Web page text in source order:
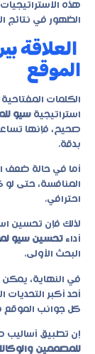
هذه
الظهور في نتائج
العلاقة
الموقع
الكلمات
استراتيجية سيو
صحيح، فإنها
بدقة.
أما في حالة ضعف
المنافسة، حتى
احترافي.
لذلك فإن تحسين
أداء تحسين سيو
البحث الأولى.
في النهاية،
أحد أكبر التحديات
كل جوانب الموقع
إن تطبيق أساليب
للمصممين